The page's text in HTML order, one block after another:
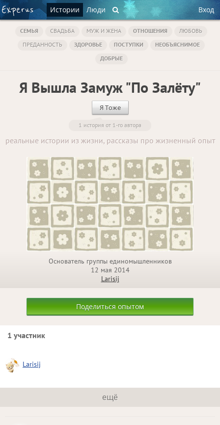
Истории Люди Вход
СЕМЬЯ СВАДЬБА МУЖ И ЖЕНА ОТНОШЕНИЯ
ЛЮБОВЬ
ПРЕДАННОСТЬ
ЗДОРОВЬЕ ПОСТУПКИ
НЕОБЪЯСНИМОЕ
ДОБРЫЕ
Я Вышла Замуж "По Залёту"
Я Тоже
1 история от 1-го автора
реальные истории из жизни, рассказы про жизненный опыт
Основатель группы единомышленников
12 мая 2014
Larisij
Поделиться опытом
1 участник
Larisij
ещё